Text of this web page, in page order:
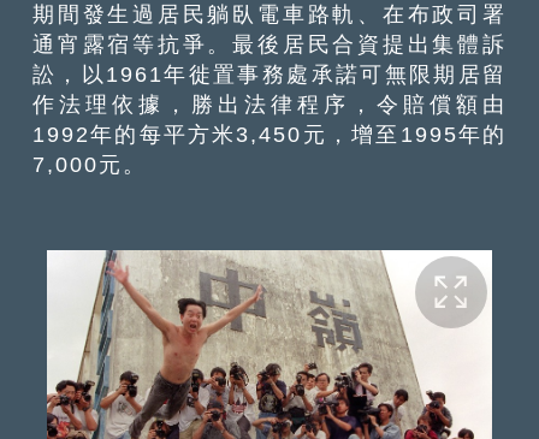
期間發生過居民躺臥電車路軌、在布政司署
通宵露宿等抗爭。最後居民合資提出集體訴
訟，以1961年徙置事務處承諾可無限期居留
作法理依據，勝出法律程序，令賠償額由
1992年的每平方米3,450元，增至1995年的
7,000元。